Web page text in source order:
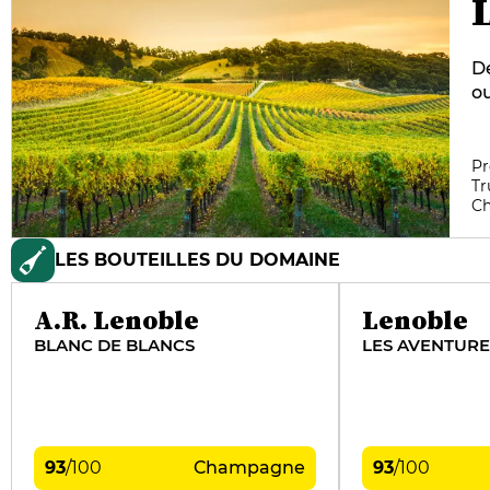
LES BOUTEILLES DU DOMAINE
A.R. Lenoble
BLANC DE BLANCS
93/100 Champagne
Lenoble
LES
93/100